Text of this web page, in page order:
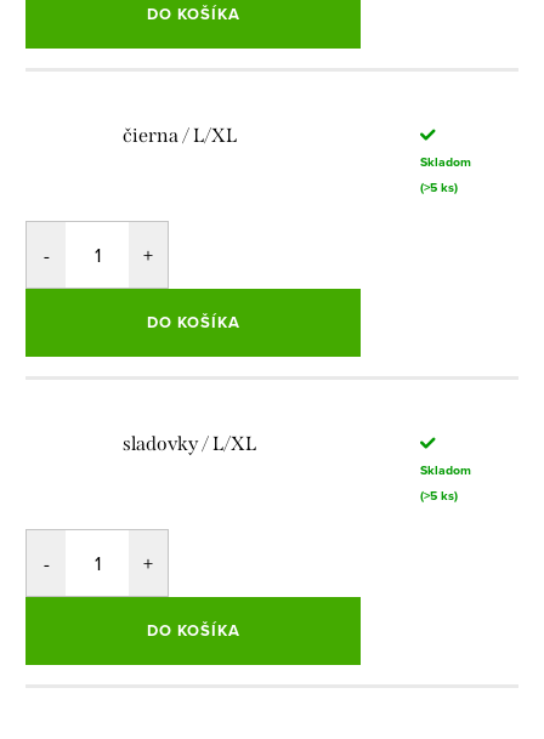
DO KOŠÍKA
čierna / L/XL
Skladom
(>5 ks)
DO KOŠÍKA
sladovky / L/XL
Skladom
(>5 ks)
DO KOŠÍKA